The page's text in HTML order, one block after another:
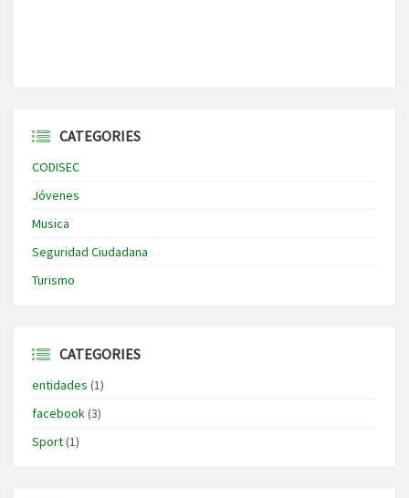
CATEGORIES
CODISEC
Jóvenes
Musica
Seguridad Ciudadana
Turismo
CATEGORIES
entidades (1)
facebook(3)
Sport(1)